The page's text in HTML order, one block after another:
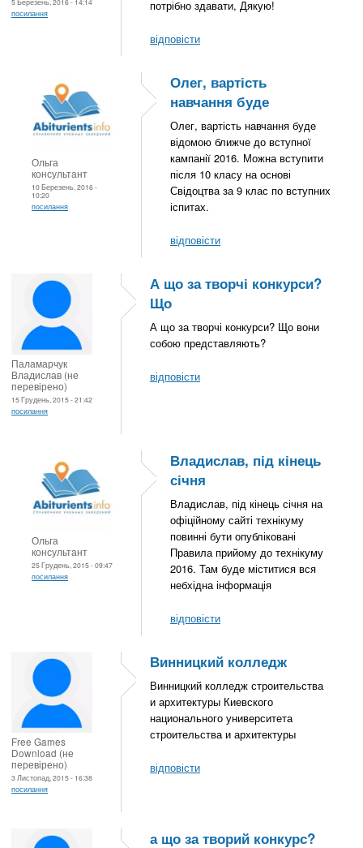
посилання
потрібно здавати, Дякую!
відповісти
Ольга
консультант
10 Березень, 2016 -
10:20
посилання
Олег, вартість
навчання буде
Олег, вартість навчання буде
відомою ближче до вступної
кампанії 2016. Можна вступити
після 10 класу на основі
Свідоцтва за 9 клас по вступних
іспитах.
відповісти
Паламарчук
Владислав (не
перевірено)
15 Грудень, 2015 - 21:42
посилання
А що за творчі конкурси?
Що
А що за творчі конкурси? Що вони
собою представляють?
відповісти
Ольга
консультант
25 Грудень, 2015 - 09:47
посилання
Владислав, під кінець
січня
Владислав, під кінець січня на
офіційному сайті технікуму
повинні бути опубліковані
Правила прийому до технікуму
2016. Там буде міститися вся
небхідна інформація
відповісти
Free Games
Download (не
перевірено)
3 Листопад, 2015 - 16:38
посилання
Винницкий колледж
Винницкий колледж строительства
и архитектуры Киевского
национального университета
строительства и архитектуры
відповісти
а що за творий конкурс?